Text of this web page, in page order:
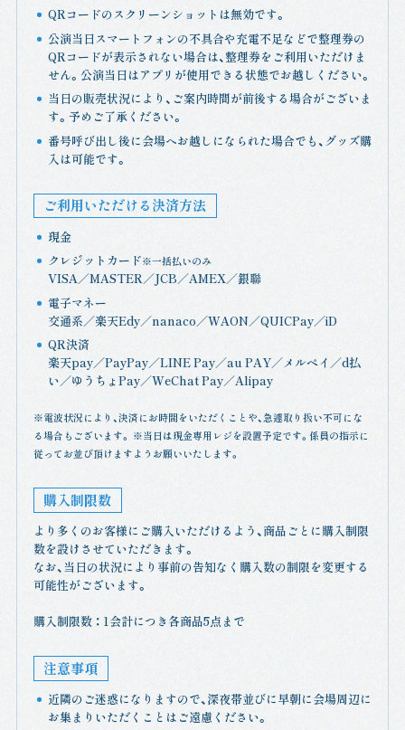
QRコードのスクリーンショットは無効です。
公演当日スマートフォンの不具合や充電不足などで整理券の
QRコードが表示されない場合は、整理券をご利用いただけま
せん。公演当日はアプリが使用できる状態でお越しください。
当日の販売状況により、ご案内時間が前後する場合がございま
す。予めご了承ください。
番号呼び出し後に会場へお越しになられた場合でも、グッズ購
入は可能です。
ご利用いただける決済方法
現金
クレジットカード※一括払いのみ
VISA／MASTER／JCB／AMEX／銀聯
電子マネー
交通系／楽天Edy／nanaco／WAON／QUICPay／iD
QR決済
楽天pay／PayPay／LINE Pay／au PAY／メルペイ／d払
い／ゆうちょPay／WeChat Pay／Alipay
※電波状況により、決済にお時間をいただくことや、急遽取り扱い不可にな
る場合もございます。 ※当日は現金専用レジを設置予定です。係員の指示に
従ってお並び頂けますようお願いいたします。
購入制限数
より多くのお客様にご購入いただけるよう、商品ごとに購入制限
数を設けさせていただきます。
なお、当日の状況により事前の告知なく購入数の制限を変更する
可能性がございます。
購入制限数 ： 1会計につき各商品5点まで
注意事項
近隣のご迷惑になりますので、深夜帯並びに早朝に会場周辺に
お集まりいただくことはご遠慮ください。